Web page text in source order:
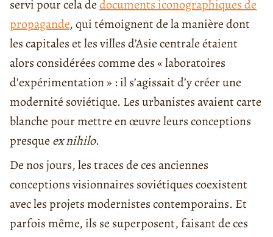
servi pour cela dedocuments iconographiques de
propagande, qui témoignent de la manière dont
les capitales et les villes d’Asie centrale étaient
alors considérées comme des « laboratoires
d’expérimentation » : il s’agissait d’y créer une
modernité soviétique. Les urbanistes avaient carte
blanche pour mettre en œuvre leurs conceptions
presque ex nihilo.
De nos jours, les traces de ces anciennes
conceptions visionnaires soviétiques coexistent
avec les projets modernistes contemporains. Et
parfois même, ils se superposent, faisant de ces